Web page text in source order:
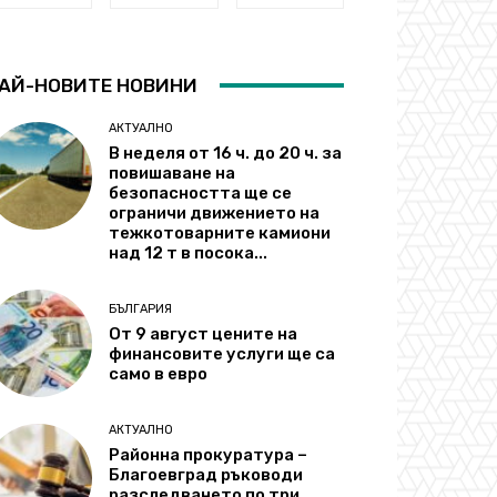
НОВИТЕ НОВИНИ
АКТУАЛНО
В неделя от 16 ч. до 20 ч. за
повишаване на
безопасността ще се
ограничи движението на
тежкотоварните камиони
над 12 т в посока...
БЪЛГАРИЯ
От 9 август цените на
финансовите услуги ще са
само в евро
АКТУАЛНО
Районна прокуратура –
Благоевград ръководи